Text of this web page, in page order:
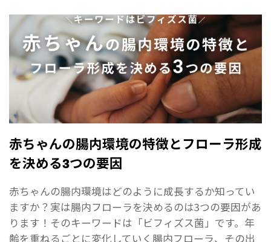
赤ちゃんの腸内環境の特徴とフローラ形成
を決める3つの要因
赤ちゃんの腸内環境はどのように成長するか知ってい
ますか？実は腸内フローラを決めるのは3つの要因があ
ります！そのキーワードは「ビフィズス菌」です。年
齢を重ねるごとに変化していく腸内フローラ、その出